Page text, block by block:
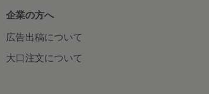
企業の方へ
広告出稿について
大口注文について